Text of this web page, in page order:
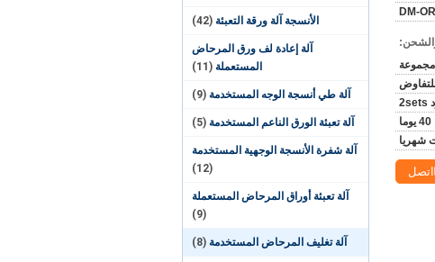
الأنسجة آلة ورقة التعبئة (42)
آلة إعادة لف ورق المرحاض
المستعملة (11)
آلة طي أنسجة الوجه المستخدمة (9)
آلة تعبئة الورق الناعم المستخدمة (5)
آلة شفرة الأنسجة الوجهية المستخدمة
(12)
آلة تعبئة أوراق المرحاض المستعملة
(9)
آلة تغليف المرحاض المستخدمة (8)
DM-
40 يوما
اتصل